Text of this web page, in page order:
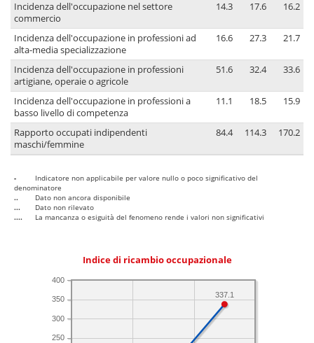
Incidenza dell'occupazione nel settore
commercio
14.3 17.6 16.2
Incidenza dell'occupazione in professioni ad
alta-media specializzazione
16.6 27.3 21.7
Incidenza dell'occupazione in professioni
artigiane, operaie o agricole
51.6 32.4 33.6
Incidenza dell'occupazione in professioni a
basso livello di competenza
11.1 18.5 15.9
Rapporto occupati indipendenti
maschi/femmine
84.4 114.3 170.2
-
Indicatore non applicabile per valore nullo o poco significativo del
denominatore
..
Dato non ancora disponibile
...
Dato non rilevato
....
La mancanza o esiguità del fenomeno rende i valori non significativi
Indice di ricambio occupazionale
250
300
350
400
337.1